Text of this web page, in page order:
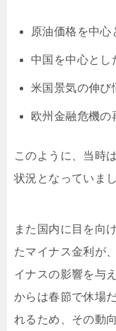
原油価格を中心
中国を中心とし
米国景気の伸び
欧州金融危機の
このように、当時
状況となっていまし
また国内に目を向
たマイナス金利が
イナスの影響を与
からは春節で休場
れるため、その動